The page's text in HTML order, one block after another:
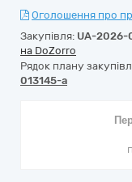
Оголошення про
Закупівля: UA-
на DoZorro
Рядок плану
013145-a